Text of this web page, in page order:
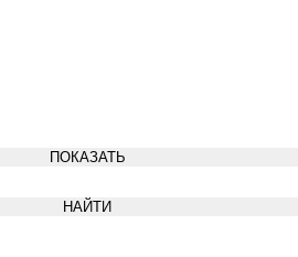
ПОКАЗАТЬ
НАЙТИ